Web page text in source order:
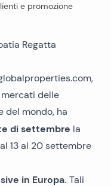
e promozione
,
delle
del mondo, ha
di settembre la
13 al 20 settembre
in Europa. Tali